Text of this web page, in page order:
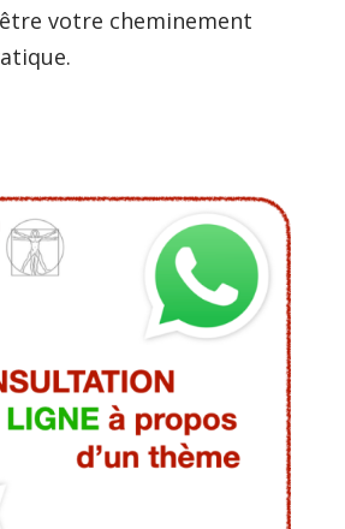
votre cheminement